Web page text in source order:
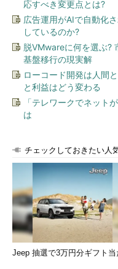
応すべき変更点とは?
広告運用がAIで自動化
しているのか?
脱VMwareに何を選ぶ?
基盤移行の現実解
ローコード開発は人間
と利益はどう変わる
「テレワークでネット
は
チェックしておきたい人
Jeep 抽選で3万円分ギフト当